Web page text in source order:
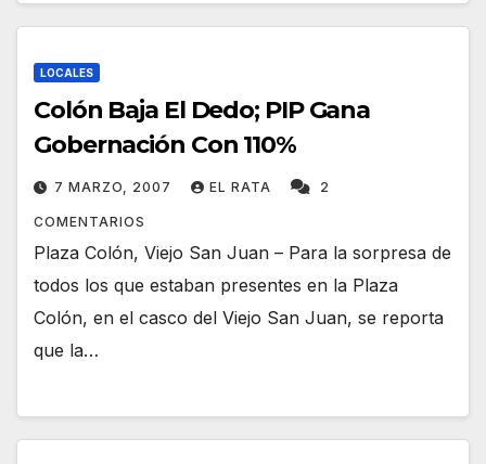
LOCALES
Colón Baja El Dedo; PIP Gana
Gobernación Con 110%
7 MARZO, 2007 EL RATA 2
COMENTARIOS
Plaza Colón, Viejo San Juan – Para la sorpresa de
todos los que estaban presentes en la Plaza
Colón, en el casco del Viejo San Juan, se reporta
que la…